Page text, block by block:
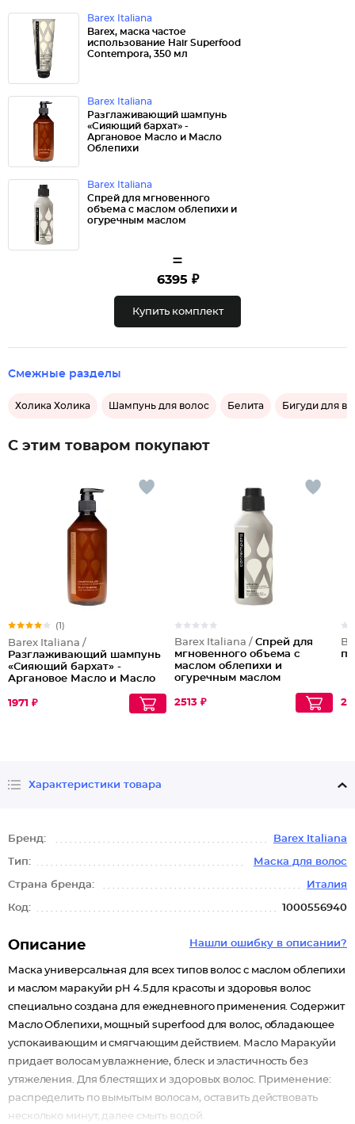
Barex Italiana
Barex, маска частое
использование Hair Superfood
Contempora, 350 мл
Barex Italiana
Разглаживающий шампунь
«Сияющий бархат» -
Аргановое Масло и Масло
Облепихи
Barex Italiana
Спрей для мгновенного
объема с маслом облепихи и
огуречным маслом
=
6395 ₽
Купить комплект
Смежные разделы
Холика Холика Шампунь для волос Белита Бигуди для
С этим товаром покупают
(1)
Barex Italiana /
Разглаживающий шампунь
«Сияющий бархат» -
Аргановое Масло и Масло
1971 ₽
Barex Italiana / Спрей для
мгновенного объема с
маслом облепихи и
огуречным маслом
2513 ₽
Характеристики товара
Бренд: Barex Italiana
Тип: Маска для волос
Страна бренда: Италия
Код: 1000556940
Нашли ошибку в описании?
Описание
Маска универсальная для всех типов волос с маслом облепихи
и маслом маракуйи pH 4.5 для красоты и здоровья волос
специально создана для ежедневного применения. Содержит
Масло Облепихи, мощный superfood для волос, обладающее
успокаивающим и смягчающим действием. Масло Маракуйи
придает волосам увлажнение, блеск и эластичность без
утяжеления. Для блестящих и здоровых волос. Применение:
распределить по вымытым волосам, оставить действовать
несколько минут, далее смыть водой.